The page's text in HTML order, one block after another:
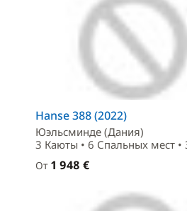
Hanse 388 (2022)
Юэльсминде (Дания)
3 Каюты • 6 Спальныx мест •
От 1 948 €